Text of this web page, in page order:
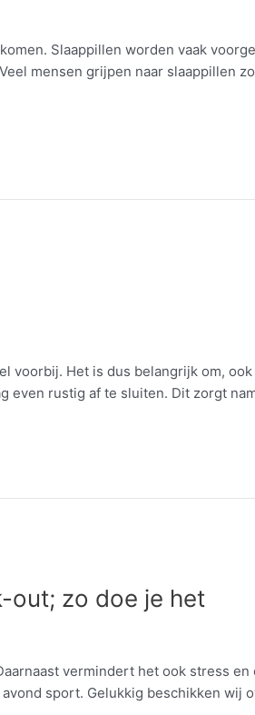
Slaappillen worden vaak
mensen grijpen naar slaappillen
Het is dus belangrijk om,
even rustig af te sluiten. Dit zorgt
out; zo doe je het
vermindert het ook stress
sport. Gelukkig beschikken wij